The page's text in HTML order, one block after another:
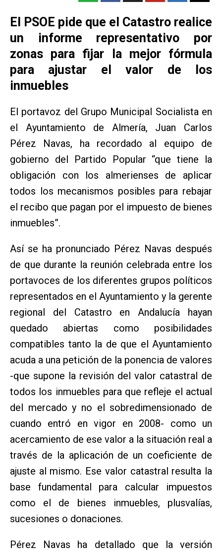
El PSOE pide que el Catastro realice
un informe representativo por
zonas para fijar la mejor fórmula
para ajustar el valor de los
inmuebles
El portavoz del Grupo Municipal Socialista en
el Ayuntamiento de Almería, Juan Carlos
Pérez Navas, ha recordado al equipo de
gobierno del Partido Popular “que tiene la
obligación con los almerienses de aplicar
todos los mecanismos posibles para rebajar
el recibo que pagan por el impuesto de bienes
inmuebles”.
Así se ha pronunciado Pérez Navas después
de que durante la reunión celebrada entre los
portavoces de los diferentes grupos políticos
representados en el Ayuntamiento y la gerente
regional del Catastro en Andalucía hayan
quedado abiertas como posibilidades
compatibles tanto la de que el Ayuntamiento
acuda a una petición de la ponencia de valores
-que supone la revisión del valor catastral de
todos los inmuebles para que refleje el actual
del mercado y no el sobredimensionado de
cuando entró en vigor en 2008- como un
acercamiento de ese valor a la situación real a
través de la aplicación de un coeficiente de
ajuste al mismo. Ese valor catastral resulta la
base fundamental para calcular impuestos
como el de bienes inmuebles, plusvalías,
sucesiones o donaciones.
Pérez Navas ha detallado que la versión